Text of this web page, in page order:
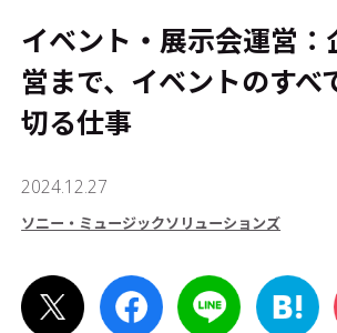
イベント・展示会運営：
営まで、イベントのすべ
切る仕事
2024.12.27
ソニー・ミュージックソリューションズ